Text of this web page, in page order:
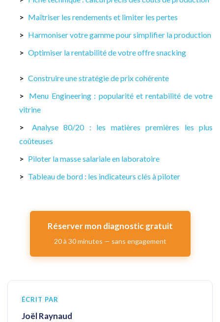
Maîtriser les rendements et limiter les pertes
Harmoniser votre gamme pour simplifier la production
Optimiser la rentabilité de votre offre snacking
Construire une stratégie de prix cohérente
Menu Engineering : popularité et rentabilité de votre
vitrine
Analyse 80/20 : les matières premières les plus
coûteuses
Piloter la masse salariale en laboratoire
Tableau de bord : les indicateurs clés à piloter
Réserver mon diagnostic gratuit
20 à 30 minutes — sans engagement
ÉCRIT PAR
Joël Raynaud